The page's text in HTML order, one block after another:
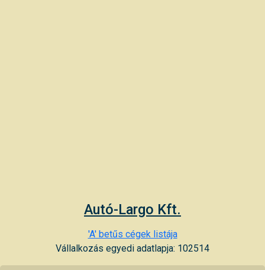
Autó-Largo Kft.
'A' betűs cégek listája
Vállalkozás egyedi adatlapja: 102514